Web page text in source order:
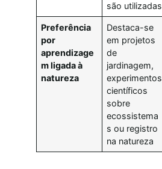
são utilizadas
Preferência
por
aprendizage
m ligada à
natureza
Destaca-se
em projetos
de
jardinagem,
experimentos
científicos
sobre
ecossistema
s ou registro
na natureza